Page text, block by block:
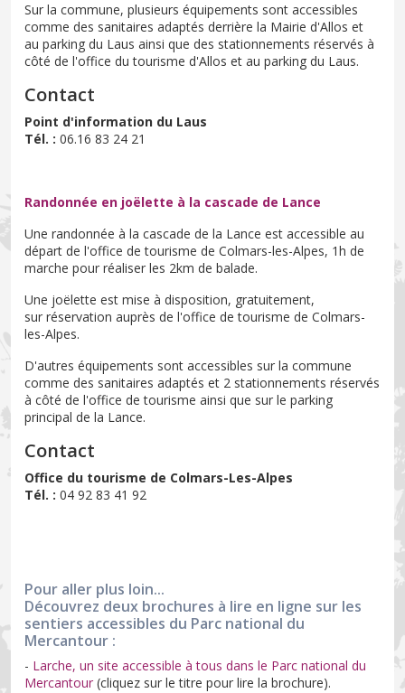
Sur la commune, plusieurs équipements sont accessibles
comme des sanitaires adaptés derrière la Mairie d'Allos et
au parking du Laus ainsi que des stationnements réservés à
côté de l'office du tourisme d'Allos et au parking du Laus.
Contact
Point d'information du Laus
Tél. : 06.16 83 24 21
Randonnée en joëlette à la cascade de Lance
Une randonnée à la cascade de la Lance est accessible au
départ de l'office de tourisme de Colmars-les-Alpes, 1h de
marche pour réaliser les 2km de balade.
Une joëlette est mise à disposition, gratuitement,
sur réservation auprès de l'office de tourisme de Colmars-
les-Alpes.
D'autres équipements sont accessibles sur la commune
comme des sanitaires adaptés et 2 stationnements réservés
à côté de l'office de tourisme ainsi que sur le parking
principal de la Lance.
Contact
Office du tourisme de Colmars-Les-Alpes
Tél. : 04 92 83 41 92
Pour aller plus loin...
Découvrez deux brochures à lire en ligne sur les
sentiers accessibles du Parc national du
Mercantour :
- Larche, un site accessible à tous dans le Parc national du
Mercantour (cliquez sur le titre pour lire la brochure).